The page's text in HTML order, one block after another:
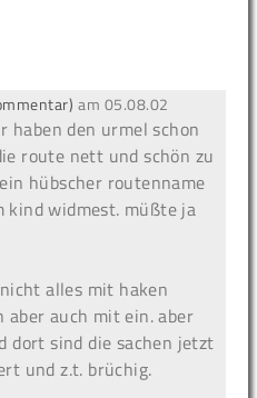
am 05.08.02
haben den urmel schon
route nett und schön zu
hübscher routenname
kind widmest. müßte ja
alles mit haken
auch mit ein. aber
dort sind die sachen jetzt
und z.t. brüchig.